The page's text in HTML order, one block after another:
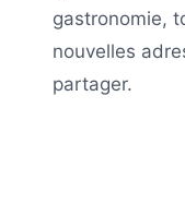
gastronomie,
nouvelles
partager.